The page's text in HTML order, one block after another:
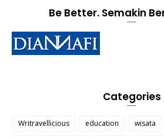
Be Better. Semakin
Categories
Writravellicious education wisata